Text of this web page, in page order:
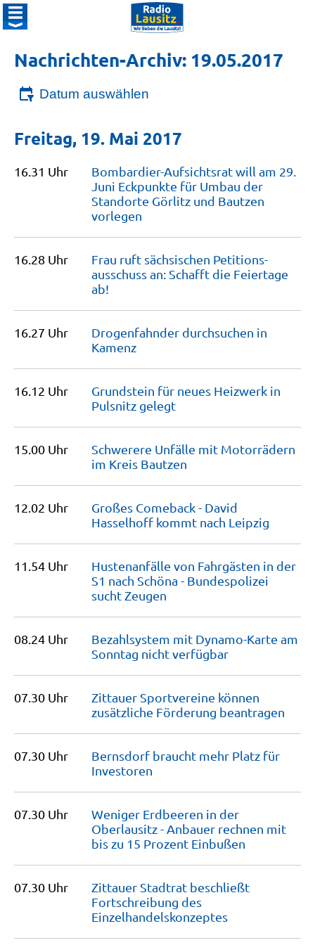
Nachrichten-Archiv: 19.05.2017
Datum auswählen
Freitag, 19. Mai 2017
16.31 Uhr
Bombardier-Aufsichtsrat will am 29.
Juni Eckpunkte für Umbau der
Standorte Görlitz und Bautzen
vorlegen
16.28 Uhr
Frau ruft sächsischen Petitions­
ausschuss an: Schafft die Feiertage
ab!
16.27 Uhr
Drogenfahnder durchsuchen in
Kamenz
16.12 Uhr
Grundstein für neues Heizwerk in
Pulsnitz gelegt
15.00 Uhr
Schwerere Unfälle mit Motorrädern
im Kreis Bautzen
12.02 Uhr
Großes Comeback - David
Hasselhoff kommt nach Leipzig
11.54 Uhr
Hustenanfälle von Fahrgästen in der
S1 nach Schöna - Bundespolizei
sucht Zeugen
08.24 Uhr
Bezahlsystem mit Dynamo-Karte am
Sonntag nichtverfügbar
07.30 Uhr
Zittauer Sportvereine können
zusätzliche Förderung beantragen
07.30 Uhr
Bernsdorf braucht mehr Platz für
Investoren
07.30 Uhr
Weniger Erdbeeren in der
Oberlausitz - Anbauer rechnen mit
bis zu 15 Prozent Einbußen
07.30 Uhr
Zittauer Stadtrat beschließt
Fortschreibung des
Einzelhan­dels­konzeptes